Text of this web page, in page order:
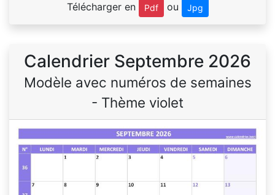
Télécharger en Pdf ou Jpg
Calendrier Septembre 2026
Modèle avec numéros de semaines
- Thème violet